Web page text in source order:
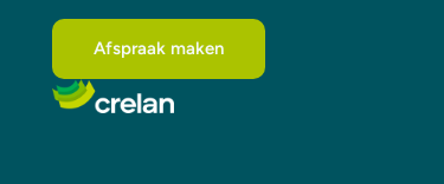
Afspraak maken